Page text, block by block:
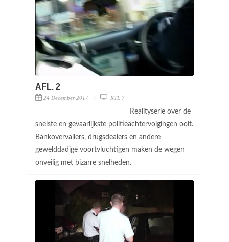
AFL. 2
24 December 2017 RTL 7
Realityserie over de
snelste en gevaarlijkste politieachtervolgingen ooit.
Bankovervallers, drugsdealers en andere
gewelddadige voortvluchtigen maken de wegen
onveilig met bizarre snelheden.